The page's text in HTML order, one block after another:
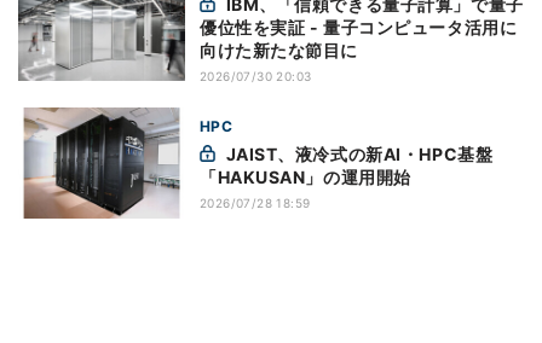
優位性を実証 - 量子コンピュータ活用に
向けた新たな節目に
2026/07/30 20:03
HPC
「HAKUSAN」の運用開始
2026/07/28 18:59